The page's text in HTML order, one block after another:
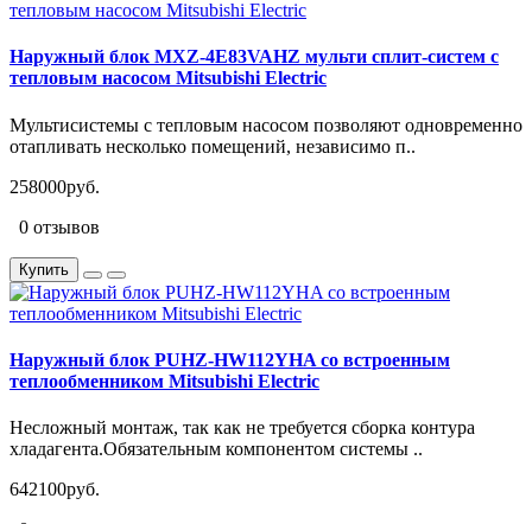
Наружный блок MXZ-4E83VAHZ мульти сплит-систем с
тепловым насосом Mitsubishi Electric
Мультисистемы с тепловым насосом позволяют одновременно
отапливать несколько помещений, независимо п..
258000руб.
0 отзывов
Купить
Наружный блок PUHZ-HW112YHA со встроенным
теплообменником Mitsubishi Electric
Несложный монтаж, так как не требуется сборка контура
хладагента.Обязательным компонентом системы ..
642100руб.